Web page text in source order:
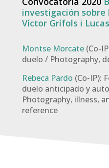
investigación sobre
Víctor Grífols i Lucas
Montse Morcate (Co-
duelo / Photography,
Rebeca Pardo (Co-IP):
duelo anticipado y
Photography, illness,
reference